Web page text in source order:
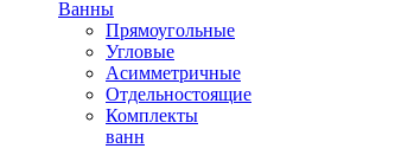
Ванны
Прямоугольные
Угловые
Асимметричные
Отдельностоящие
Комплекты
ванн